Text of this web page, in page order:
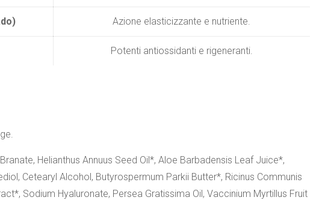
Azione elasticizzante e nutriente.
Potenti antiossidanti e rigeneranti.
Helianthus Annuus Seed Oil*, Aloe Barbadensis Leaf Juice*,
Cetearyl Alcohol, Butyrospermum Parkii Butter*, Ricinus Communis
Sodium Hyaluronate, Persea Gratissima Oil, Vaccinium Myrtillus Fruit